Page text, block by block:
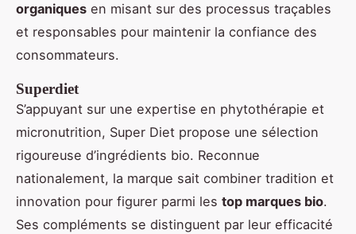
organiques en misant sur des processus traçables
et responsables pour maintenir la confiance des
consommateurs.
Superdiet
S’appuyant sur une expertise en phytothérapie et
micronutrition, Super Diet propose une sélection
rigoureuse d’ingrédients bio. Reconnue
nationalement, la marque sait combiner tradition et
innovation pour figurer parmi les top marques bio.
Ses compléments se distinguent par leur efficacité